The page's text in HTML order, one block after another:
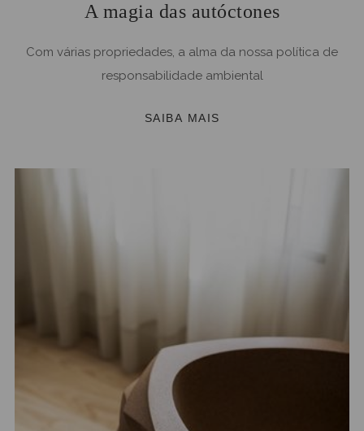
A magia das autóctones
Com várias propriedades, a alma da nossa política de
responsabilidade ambiental
SAIBA MAIS